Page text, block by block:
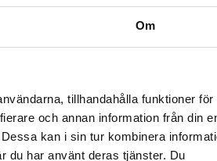
Om
tillhandahålla funktioner för
och annan information från din
kan i sin tur kombinera
du har använt deras tjänster. Du
alk.3,90 € alk.4,51 €